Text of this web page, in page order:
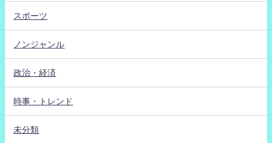
スポーツ
ノンジャンル
政治・経済
時事・トレンド
未分類